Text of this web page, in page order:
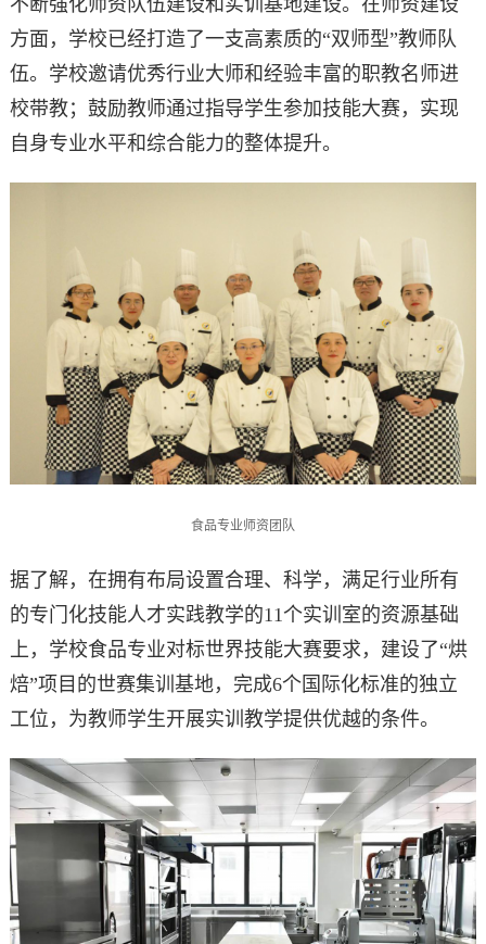
不断强化师资队伍建设和实训基地建设。在师资建设
方面，学校已经打造了一支高素质的“双师型”教师队
伍。学校邀请优秀行业大师和经验丰富的职教名师进
校带教；鼓励教师通过指导学生参加技能大赛，实现
自身专业水平和综合能力的整体提升。
食品专业师资团队
据了解，在拥有布局设置合理、科学，满足行业所有
的专门化技能人才实践教学的11个实训室的资源基础
上，学校食品专业对标世界技能大赛要求，建设了“烘
焙”项目的世赛集训基地，完成6个国际化标准的独立
工位，为教师学生开展实训教学提供优越的条件。